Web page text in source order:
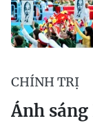
CHÍNH TRỊ
Ánh